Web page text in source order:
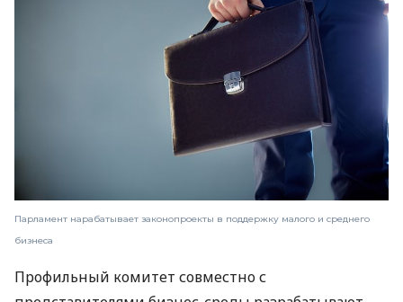
Парламент нарабатывает законопроекты в поддержку малого и среднего
бизнеса
Профильный комитет совместно с